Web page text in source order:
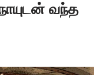
வந்த